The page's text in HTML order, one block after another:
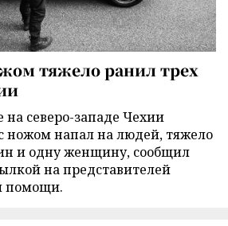
тяжело ранил трех
на северо-западе Чехии
напал на людей, тяжело
и одну женщину, сообщил
на представителей
помощи.